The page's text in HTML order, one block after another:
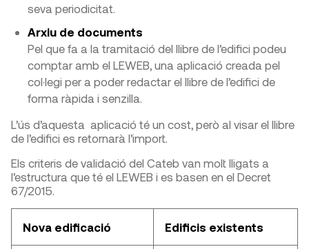
seva periodicitat.
Arxiu de documents
Pel que fa a la tramitació del llibre de l’edifici podeu
comptar amb el LEWEB, una aplicació creada pel
col·legi per a poder redactar el llibre de l’edifici de
forma ràpida i senzilla.
L’ús d’aquesta aplicació té un cost, però al visar el llibre
de l’edifici es retornarà l’import.
Els criteris de validació del Cateb van molt lligats a
l’estructura que té el LEWEB i es basen en el Decret
67/2015.​
Nova edificació Edificis existents